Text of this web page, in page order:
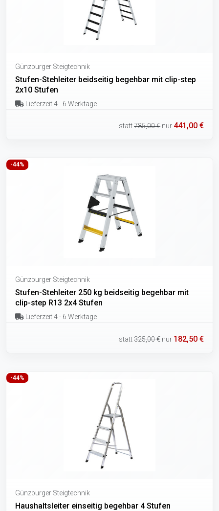
Günzburger Steigtechnik
Stufen-Stehleiter beidseitig begehbar mit clip-step
2x10 Stufen
Lieferzeit 4 - 6 Werktage
statt785,00 € nur 441,00 €
-44%
Günzburger Steigtechnik
Stufen-Stehleiter 250 kg beidseitig begehbar mit
clip-step R13 2x4 Stufen
Lieferzeit 4 - 6 Werktage
statt325,00 € nur 182,50 €
-44%
Günzburger Steigtechnik
Haushaltsleiter einseitig begehbar 4 Stufen